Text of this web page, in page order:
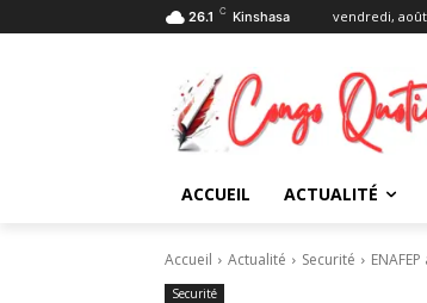
26.1 C Kinshasa vendredi, août
ACCUEIL ACTUALITÉ
Accueil Actualité Securité
Securité